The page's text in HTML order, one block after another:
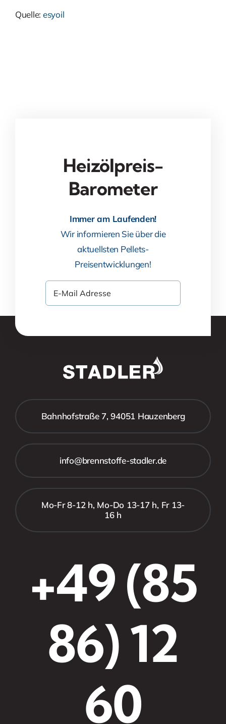
Quelle: esyoil
Heizölpreis-
Barometer
Immer am Laufenden!
Wir informieren Sie über die
aktuellsten Pellets-
Preisentwicklungen!
Bahnhofstraße 7, 94051 Hauzenberg
info@brennstoffe-stadler.de
Mo-Fr 8-12 h, Mo-Do 13-17 h, Fr 13-
16 h
+49 (85
86) 12
60